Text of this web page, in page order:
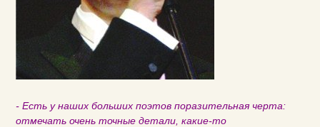
- Есть у наших больших поэтов поразительная черта:
отмечать очень точные детали, какие-то